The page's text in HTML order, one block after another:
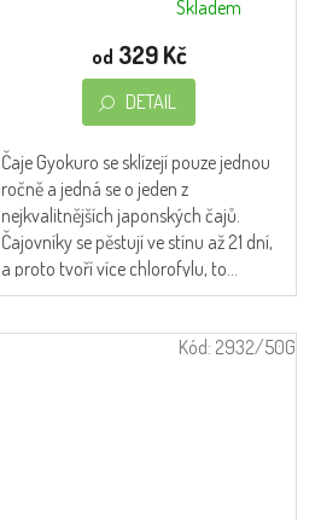
z
5
hvězdiček.
Skladem
od 329 Kč
DETAIL
Čaje Gyokuro se sklízejí pouze jednou
ročně a jedná se o jeden z
nejkvalitnějších japonských čajů.
Čajovníky se pěstují ve stínu až 21 dní,
a proto tvoří více chlorofylu, to...
Kód: 2932/50G